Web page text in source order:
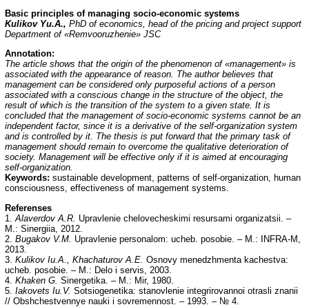
Basic principles of managing socio-economic systems
Kulikov Yu.A., PhD of economics, head of the pricing and project support
Department of «Remvooruzhenie» JSC
Annotation:
The article shows that the origin of the phenomenon of «management» is
associated with the appearance of reason. The author believes that
management can be considered only purposeful actions of a person
associated with a conscious change in the structure of the object, the
result of which is the transition of the system to a given state. It is
concluded that the management of socio-economic systems cannot be an
independent factor, since it is a derivative of the self-organization system
and is controlled by it. The thesis is put forward that the primary task of
management should remain to overcome the qualitative deterioration of
society. Management will be effective only if it is aimed at encouraging
self-organization.
Keywords: sustainable development, patterns of self-organization, human
consciousness, effectiveness of management systems.
Referenses
1. Alaverdov A.R. Upravlenie chelovecheskimi resursami organizatsii. –
M.: Sinergiia, 2012.
2. Bugakov V.M. Upravlenie personalom: ucheb. posobie. – M.: INFRA-M,
2013.
3. Kulikov Iu.A., Khachaturov A.E. Osnovy menedzhmenta kachestva:
ucheb. posobie. – M.: Delo i servis, 2003.
4. Khaken G. Sinergetika. – M.: Mir, 1980.
5. Iakovets Iu.V. Sotsiogenetika: stanovlenie integrirovannoi otrasli znanii
// Obshchestvennye nauki i sovremennost. – 1993. – № 4.